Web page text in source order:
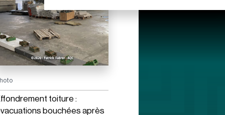
toiture :
bouchées après